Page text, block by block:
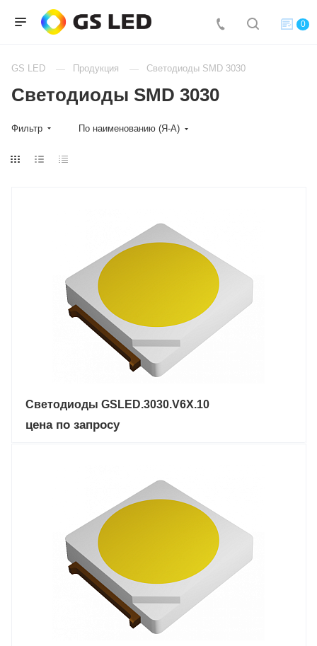
0
GS LED Продукция Светодиоды SMD 3030
Светодиоды SMD 3030
Фильтр По наименованию (Я-А)
Светодиоды GSLED.3030.V6X.10
цена по запросу